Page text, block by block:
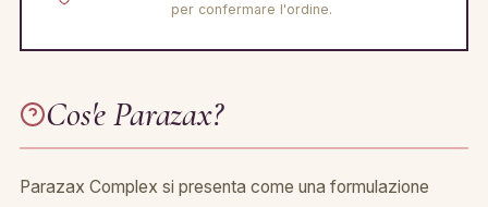
per confermare l'ordine.
Cos'e Parazax?
Parazax Complex si presenta come una formulazione